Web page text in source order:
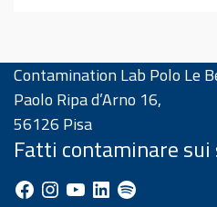
Contamination Lab Polo Le
Paolo Ripa d’Arno 16,
56126 Pisa
Fatti contaminare sui
Facebook
Instagram
YouTube
LinkedInSpotify